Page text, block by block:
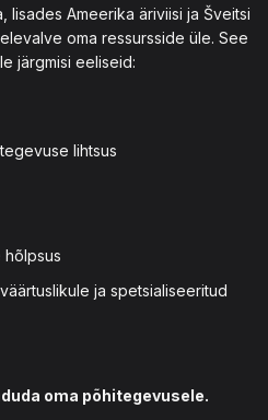
lisades Ameerika äriviisi ja Šveitsi
oma ressursside üle. See
järgmisi eeliseid:
lihtsus
ja spetsialiseeritud
oma põhitegevusele.